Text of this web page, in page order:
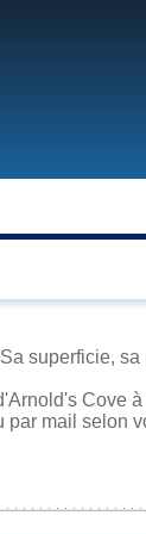
superficie,
Cove
mail selon